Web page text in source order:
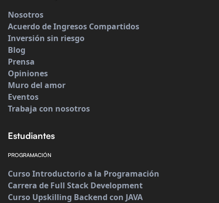
Nosotros
Acuerdo de Ingresos Compartidos
Inversión sin riesgo
Blog
Prensa
Opiniones
Muro del amor
Eventos
Trabaja con nosotros
Estudiantes
PROGRAMACIÓN
Curso Introductorio a la Programación
Carrera de Full Stack Development
Curso Upskilling Backend con JAVA